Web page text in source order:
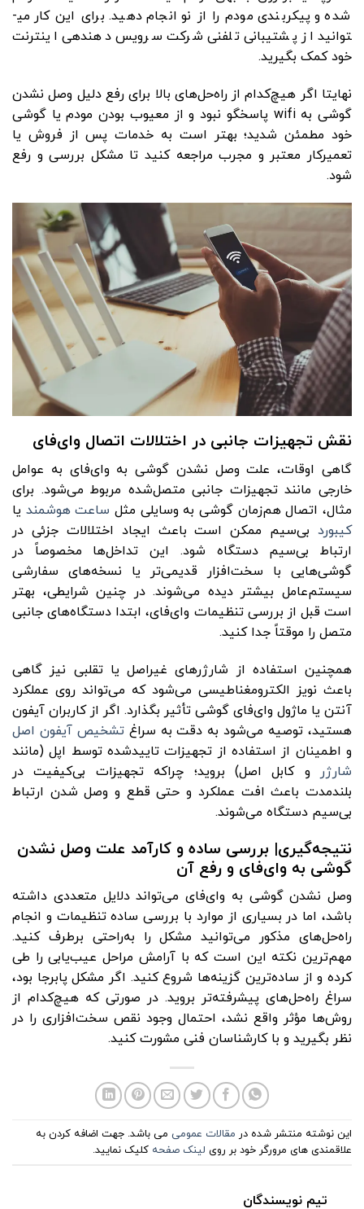
شده و پیکربندی مودم را از نو انجام دهید. برای این کار می­
توانید از پشتیبانی تلفنی شرکت سرویس دهنده­ی اینترنت
خود کمک بگیرید.
نهایتا اگر هیچ‌کدام از راه‌حل‌های بالا برای رفع دلیل وصل نشدن
گوشی به wifi پاسخگو نبود و از معیوب بودن مودم یا گوشی
خود مطمئن شدید؛ بهتر است به خدمات پس از فروش یا
تعمیرکار معتبر و مجرب مراجعه کنید تا مشکل بررسی و رفع
شود.
نقش تجهیزات جانبی در اختلالات اتصال وای‌فای
گاهی اوقات، علت وصل نشدن گوشی به وای‌فای به عوامل
خارجی مانند تجهیزات جانبی متصل‌شده مربوط می‌شود. برای
مثال، اتصال هم‌زمان گوشی به وسایلی مثل ساعت هوشمند یا
کیبورد بی‌سیم ممکن است باعث ایجاد اختلالات جزئی در
ارتباط بی‌سیم دستگاه شود. این تداخل‌ها مخصوصاً در
گوشی‌هایی با سخت‌افزار قدیمی‌تر یا نسخه‌های سفارشی
سیستم‌عامل بیشتر دیده می‌شوند. در چنین شرایطی، بهتر
است قبل از بررسی تنظیمات وای‌فای، ابتدا دستگاه‌های جانبی
متصل را موقتاً جدا کنید.
همچنین استفاده از شارژرهای غیراصل یا تقلبی نیز گاهی
باعث نویز الکترومغناطیسی می‌شود که می‌تواند روی عملکرد
آنتن یا ماژول وای‌فای گوشی تأثیر بگذارد. اگر از کاربران آیفون
هستید، توصیه می‌شود به دقت به سراغ تشخیص آیفون اصل
و اطمینان از استفاده از تجهیزات تاییدشده توسط اپل (مانند
شارژر
و کابل اصل) بروید؛ چراکه تجهیزات بی‌کیفیت در
بلندمدت باعث افت عملکرد و حتی قطع و وصل شدن ارتباط
بی‌سیم دستگاه می‌شوند.
نتیجه‌گیری| بررسی ساده و کارآمد علت وصل نشدن
گوشی به وای‌فای و رفع آن‌
وصل نشدن گوشی به وای‌فای می‌تواند دلایل متعددی داشته
باشد، اما در بسیاری از موارد با بررسی ساده تنظیمات و انجام
راه‌حل‌های مذکور می‌توانید مشکل را به‌راحتی برطرف کنید.
مهم‌ترین نکته این است که با آرامش مراحل عیب‌یابی را طی
کرده و از ساده‌ترین گزینه‌ها شروع کنید. اگر مشکل پابرجا بود،
سراغ راه‌حل‌های پیشرفته‌تر بروید. در صورتی که هیچ‌کدام از
روش‌ها مؤثر واقع نشد، احتمال وجود نقص سخت‌افزاری را در
نظر بگیرید و با کارشناسان فنی مشورت کنید.
این نوشته منتشر شده در مقالات عمومی می باشد. جهت اضافه کردن به
علاقمندی های مرورگر خود بر روی لینک صفحه کلیک نمایید.
تیم نویسندگان